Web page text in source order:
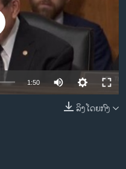
available
1:50
ລິງໂດຍກົງ